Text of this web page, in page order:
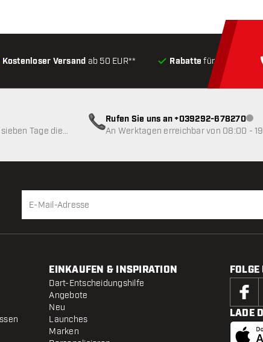
Kostenloser Versand ab 50 EUR** Rabatte für Kunden
nicht verfügbar
Tage die
Rufen Sie uns an +039292-678270
An Werktagen erreichbar von 08:00 -
EINKAUFEN & INSPIRATION
Dart-Entscheidungshilfe
Angebote
Neu
Launches
Marken
LADE